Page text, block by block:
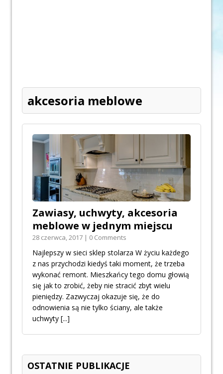
akcesoria meblowe
Zawiasy, uchwyty, akcesoria
meblowe w jednym miejscu
28 czerwca, 2017 | 0 Comments
Najlepszy w sieci sklep stolarza W życiu każdego
z nas przychodzi kiedyś taki moment, że trzeba
wykonać remont. Mieszkańcy tego domu głowią
się jak to zrobić, żeby nie stracić zbyt wielu
pieniędzy. Zazwyczaj okazuje się, że do
odnowienia są nie tylko ściany, ale także
uchwyty [...]
OSTATNIE PUBLIKACJE